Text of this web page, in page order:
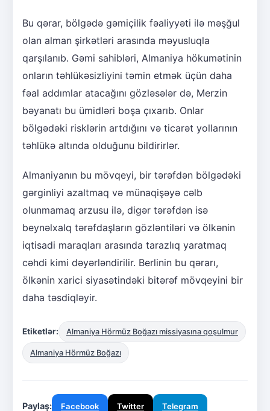
Bu qərar, bölgədə gəmiçilik fəaliyyəti ilə məşğul
olan alman şirkətləri arasında məyusluqla
qarşılanıb. Gəmi sahibləri, Almaniya hökumətinin
onların təhlükəsizliyini təmin etmək üçün daha
fəal addımlar atacağını gözləsələr də, Merzin
bəyanatı bu ümidləri boşa çıxarıb. Onlar
bölgədəki risklərin artdığını və ticarət yollarının
təhlükə altında olduğunu bildirirlər.
Almaniyanın bu mövqeyi, bir tərəfdən bölgədəki
gərginliyi azaltmaq və münaqişəyə cəlb
olunmamaq arzusu ilə, digər tərəfdən isə
beynəlxalq tərəfdaşların gözləntiləri və ölkənin
iqtisadi maraqları arasında tarazlıq yaratmaq
cəhdi kimi dəyərləndirilir. Berlinin bu qərarı,
ölkənin xarici siyasətindəki bitərəf mövqeyini bir
daha təsdiqləyir.
Etiketlər: Almaniya Hörmüz Boğazı missiyasına qoşulmur
Almaniya Hörmüz Boğazı
Paylaş: Facebook Twitter Telegram